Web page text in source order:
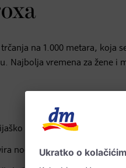
na 1.000 metara, koja
Najbolja vremena za žene i
trčanje, jača mišiće leđa,
noge, trup i gornji deo tela,